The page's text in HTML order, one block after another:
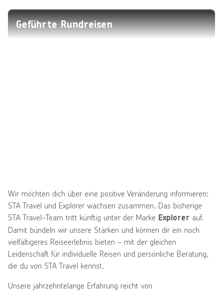
Geführte Rundreisen
Wir möchten dich über eine positive Veränderung informieren:
STA Travel und Explorer wachsen zusammen. Das bisherige
STA Travel-Team tritt künftig unter der Marke Explorer auf.
Damit bündeln wir unsere Stärken und können dir ein noch
vielfältigeres Reiseerlebnis bieten – mit der gleichen
Leidenschaft für individuelle Reisen und persönliche Beratung,
die du von STA Travel kennst.
Unsere jahrzehntelange Erfahrung reicht von